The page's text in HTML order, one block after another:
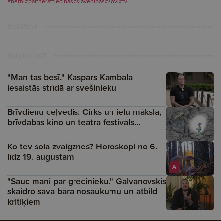
"Man tas besī." Kaspars Kambala
iesaistās strīdā ar svešinieku
Brīvdienu ceļvedis: Cirks un ielu māksla,
brīvdabas kino un teātra festivāls…
A
Ko tev sola zvaigznes? Horoskopi no 6.
līdz 19. augustam
"Sauc mani par grēcinieku." Galvanovskis
skaidro sava bāra nosaukumu un atbild
kritiķiem